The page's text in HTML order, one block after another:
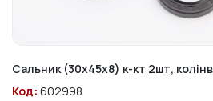
Сальник (30x45x8) к-кт 2шт,
Код: 602998